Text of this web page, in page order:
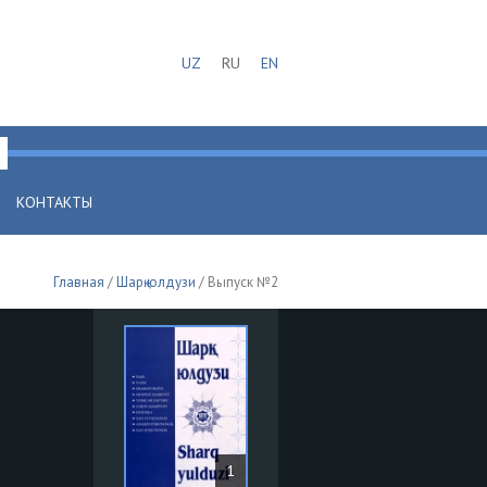
UZ RU EN
КОНТАКТЫ
Главная /Шарқ юлдузи / Выпуск №2
1